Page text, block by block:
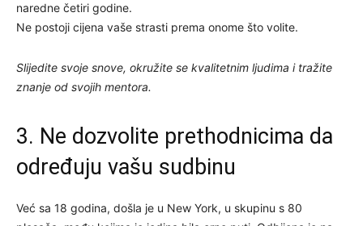
naredne četiri godine.
Ne postoji cijena vaše strasti prema onome što volite.
Slijedite svoje snove, okružite se kvalitetnim ljudima i tražite
znanje od svojih mentora.
3. Ne dozvolite prethodnicima da
određuju vašu sudbinu
Već sa 18 godina, došla je u New York, u skupinu s 80